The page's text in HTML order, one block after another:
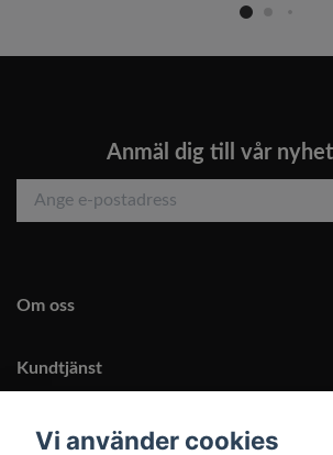
Anmäl dig till vår
Om oss
Kundtjänst
Läs mer
Vi använder cookies